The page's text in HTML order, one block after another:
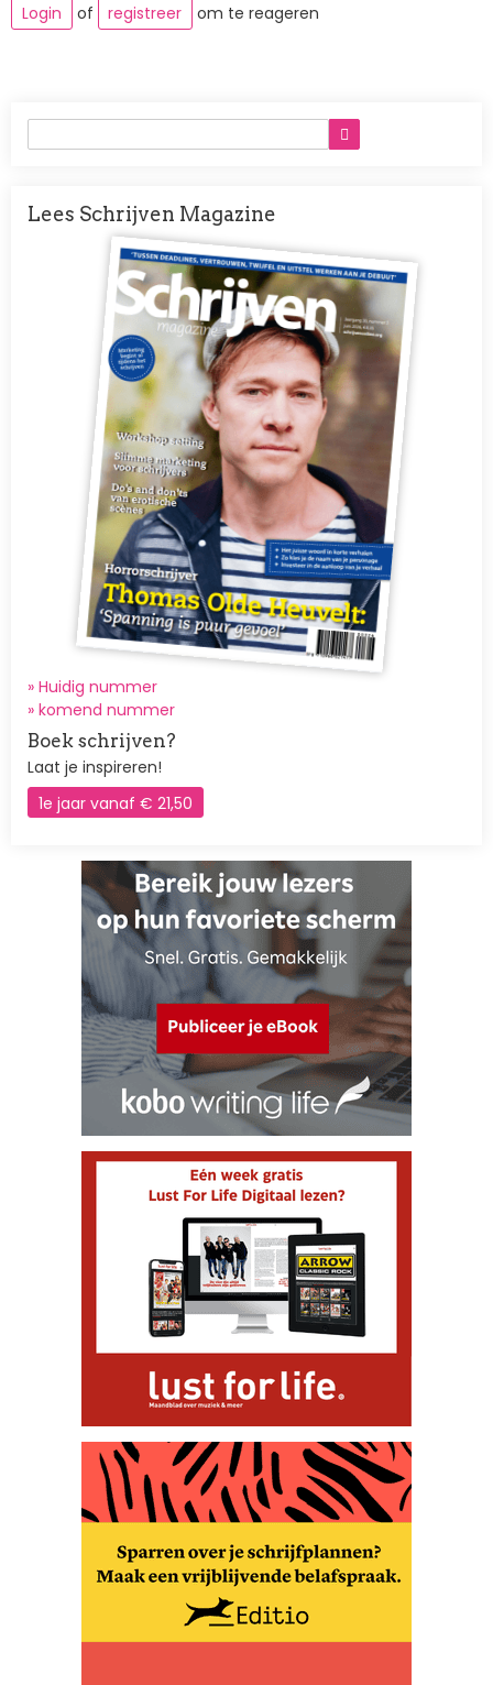
Login of registreer om te reageren
Lees Schrijven Magazine
Afbeelding
» Huidig nummer
» komend nummer
Boek schrijven?
Laat je inspireren!
1e jaar vanaf € 21,50